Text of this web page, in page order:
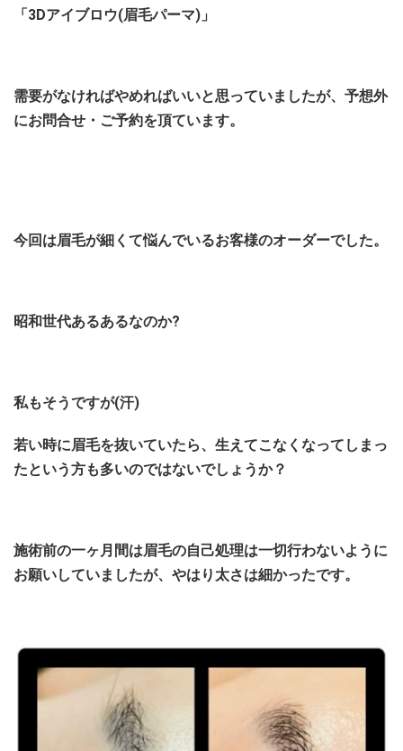
「3Dアイブロウ(眉毛パーマ)」
需要がなければやめればいいと思っていましたが、予想外
にお問合せ・ご予約を頂ています。
今回は眉毛が細くて悩んでいるお客様のオーダーでした。
昭和世代あるあるなのか?
私もそうですが(汗)
若い時に眉毛を抜いていたら、生えてこなくなってしまっ
たという方も多いのではないでしょうか？
施術前の一ヶ月間は眉毛の自己処理は一切行わないように
お願いしていましたが、やはり太さは細かったです。